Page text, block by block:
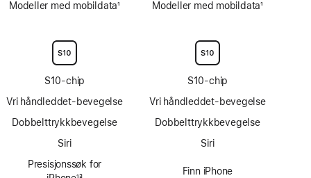
Modeller med mobildata1
S10-chip
Vri håndleddet-bevegelse
Dobbelttrykkbevegelse
Siri
Presisjonssøk for
Modeller med mobildata1
S10-chip
Vri håndleddet-bevegelse
Dobbelttrykkbevegelse
Siri
Finn iPhone